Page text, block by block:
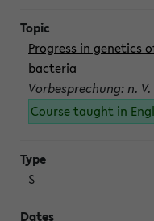
Progress in genetics
bacteria
Vorbesprechung: n. V.
Course taught in
S